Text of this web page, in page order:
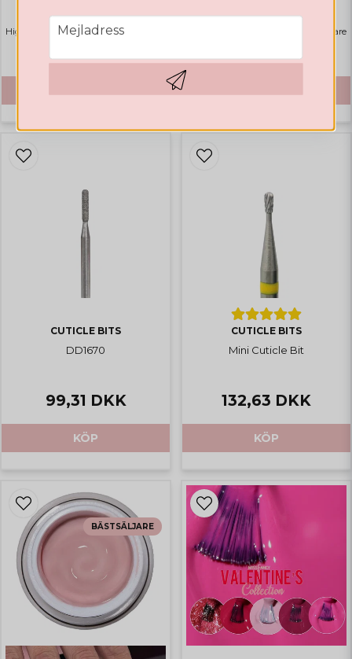
Highlights Bästsäljare Bästsäljare
CUTICLE BITS
DD1670
99,31 DKK
KÖP
CUTICLE BITS
Mini Cuticle Bit
132,63 DKK
KÖP
BÄSTSÄLJARE
email
Mejladress